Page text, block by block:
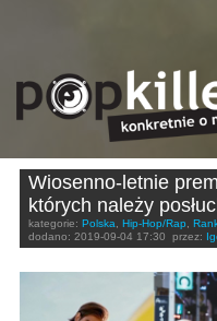
Wiosenno-letnie
których należy
kategorie: Polska, Hip-Hop/Rap,
dodano: 2019-09-04 17:30 przez: